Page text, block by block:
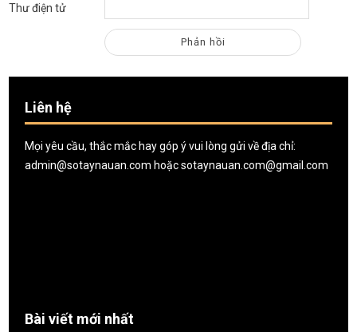
Thư điện tử
Liên hệ
Mọi yêu cầu, thắc mắc hay góp ý vui lòng gửi về địa chỉ:
admin@sotaynauan.com hoặcsotaynauan.com@gmail.com
Bài viết mới nhất